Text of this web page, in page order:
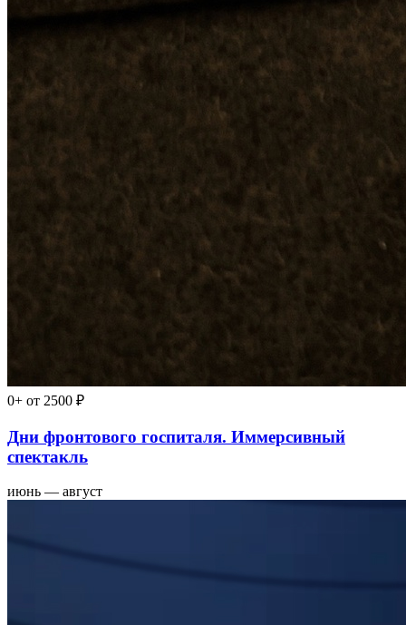
0+ от 2500 ₽
Дни фронтового госпиталя. Иммерсивный
спектакль
июнь — август